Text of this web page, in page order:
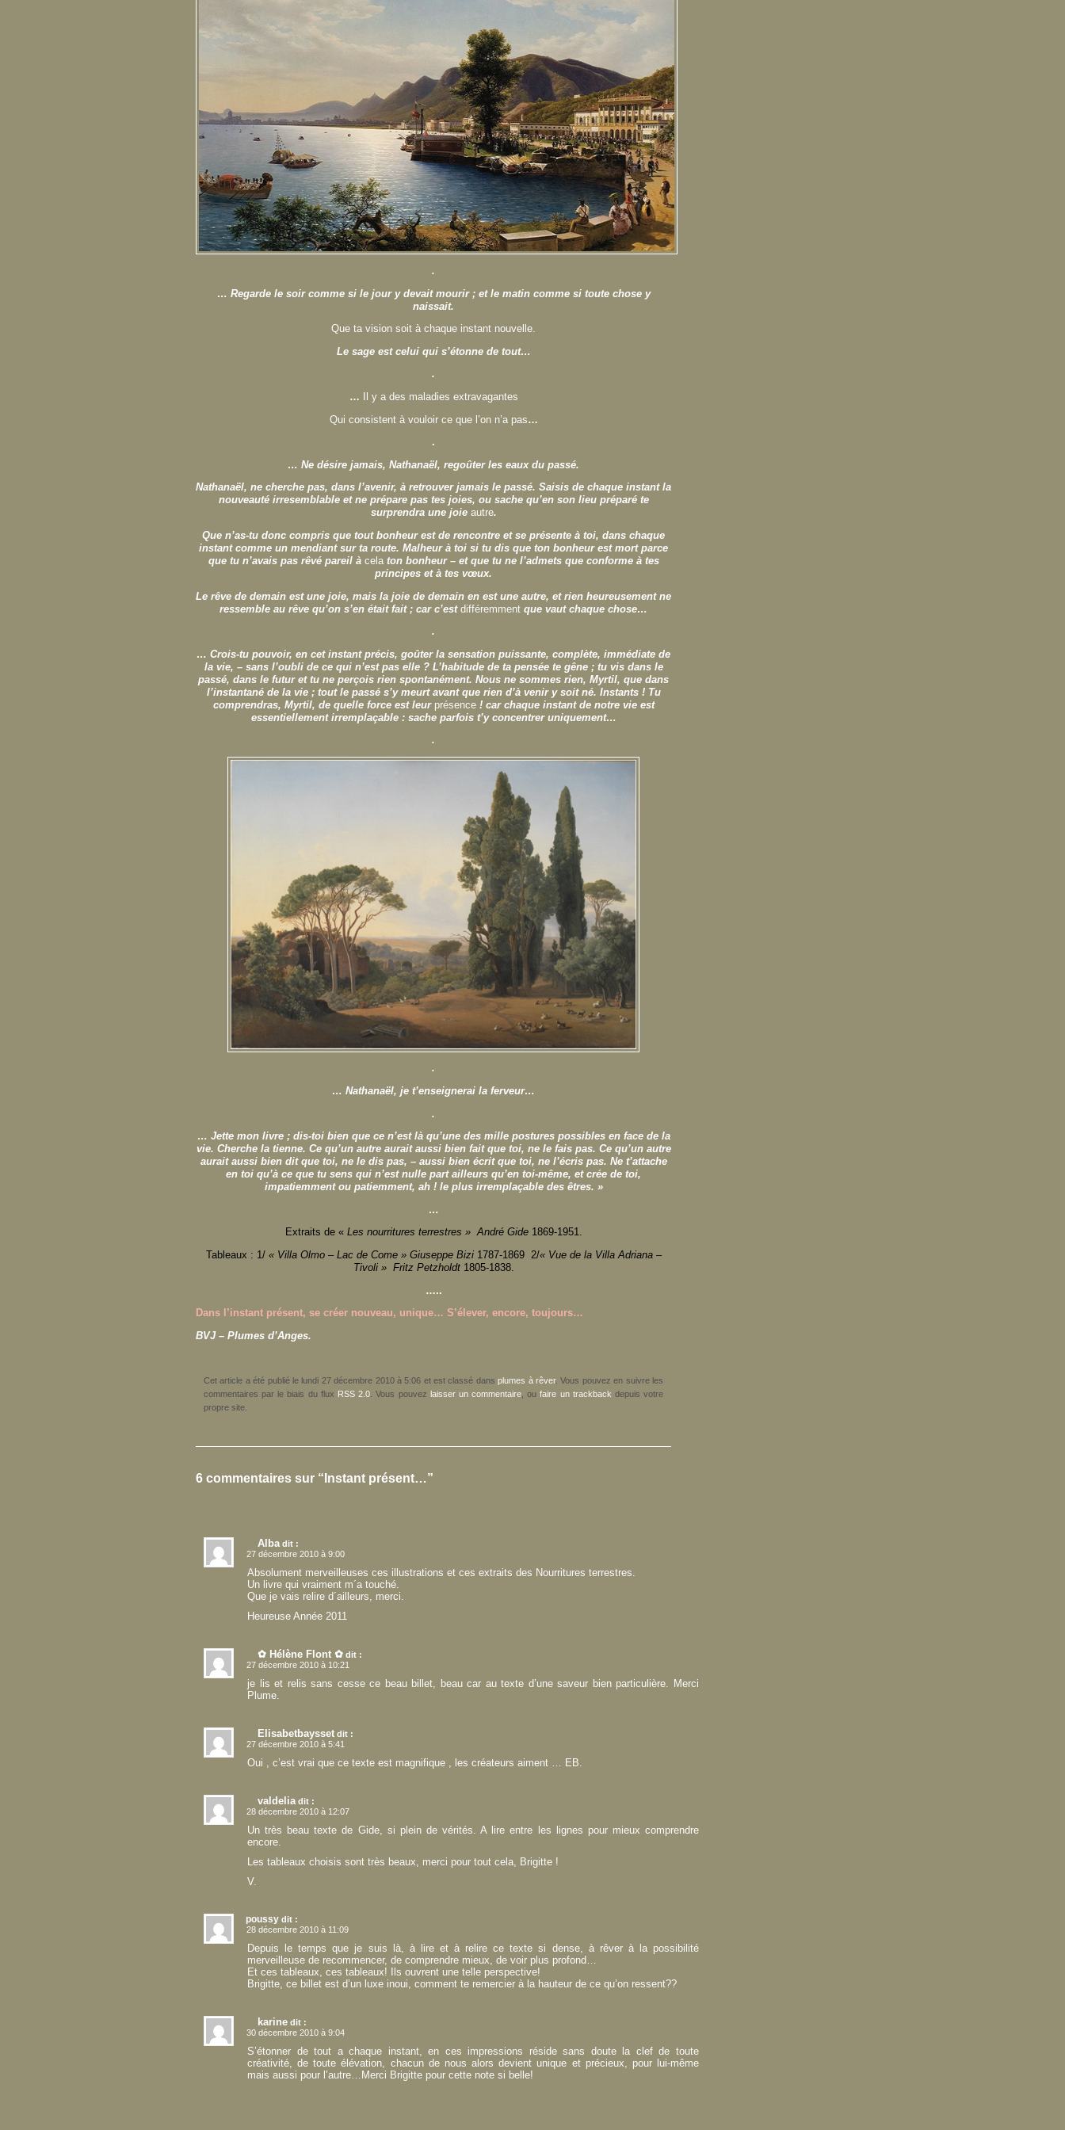
.
… Regarde le soir comme si le jour y devait mourir ; et le matin comme si toute chose y
naissait.
Que ta vision soit à chaque instant nouvelle.
Le sage est celui qui s’étonne de tout…
.
… Il y a des maladies extravagantes
Qui consistent à vouloir ce que l’on n’a pas…
.
… Ne désire jamais, Nathanaël, regoûter les eaux du passé.
Nathanaël, ne cherche pas, dans l’avenir, à retrouver jamais le passé. Saisis de chaque instant la
nouveauté irresemblable et ne prépare pas tes joies, ou sache qu’en son lieu préparé te
surprendra une joie autre.
Que n’as-tu donc compris que tout bonheur est de rencontre et se présente à toi, dans chaque
instant comme un mendiant sur ta route. Malheur à toi si tu dis que ton bonheur est mort parce
que tu n’avais pas rêvé pareil à cela ton bonheur – et que tu ne l’admets que conforme à tes
principes et à tes vœux.
Le rêve de demain est une joie, mais la joie de demain en est une autre, et rien heureusement ne
ressemble au rêve qu’on s’en était fait ; car c’est différemment que vaut chaque chose…
.
… Crois-tu pouvoir, en cet instant précis, goûter la sensation puissante, complète, immédiate de
la vie, – sans l’oubli de ce qui n’est pas elle ? L’habitude de ta pensée te gêne ; tu vis dans le
passé, dans le futur et tu ne perçois rien spontanément. Nous ne sommes rien, Myrtil, que dans
l’instantané de la vie ; tout le passé s’y meurt avant que rien d’à venir y soit né. Instants ! Tu
comprendras, Myrtil, de quelle force est leur présence ! car chaque instant de notre vie est
essentiellement irremplaçable : sache parfois t’y concentrer uniquement…
.
.
… Nathanaël, je t’enseignerai la ferveur…
.
… Jette mon livre ; dis-toi bien que ce n’est là qu’une des mille postures possibles en face de la
vie. Cherche la tienne. Ce qu’un autre aurait aussi bien fait que toi, ne le fais pas. Ce qu’un autre
aurait aussi bien dit que toi, ne le dis pas, – aussi bien écrit que toi, ne l’écris pas. Ne t’attache
en toi qu’à ce que tu sens qui n’est nulle part ailleurs qu’en toi-même, et crée de toi,
impatiemment ou patiemment, ah ! le plus irremplaçable des êtres. »
…
Extraits de « Les nourritures terrestres » André Gide 1869-1951.
Tableaux : 1/ « Villa Olmo – Lac de Come » Giuseppe Bizi1787-1869 2/« Vue de la Villa Adriana –
Tivoli » Fritz Petzholdt 1805-1838.
…..
Dans l’instant présent, se créer nouveau, unique… S’élever, encore, toujours…
BVJ – Plumes d’Anges.
Cet article a été publié le lundi 27 décembre 2010 à 5:06 et est classé dansplumes à rêver. Vous pouvez en suivre les
commentaires par le biais du flux RSS 2.0 . Vous pouvez laisser un commentaire , oufaire un trackback depuis votre
propre site.
6 commentaires sur “Instant présent…”
Alba dit :
27 décembre 2010 à 9:00
Absolument merveilleuses ces illustrations et ces extraits des Nourritures terrestres.
Un livre qui vraiment m´a touché.
Que je vais relire d´ailleurs, merci.
Heureuse Année 2011
✿ Hélène Flont ✿ dit :
27 décembre 2010 à 10:21
je lis et relis sans cesse ce beau billet, beau car au texte d’une saveur bien particulière. Merci
Plume.
Elisabetbaysset dit :
27 décembre 2010 à 5:41
Oui , c’est vrai que ce texte est magnifique , les créateurs aiment … EB.
valdelia dit :
28 décembre 2010 à 12:07
Un très beau texte de Gide, si plein de vérités. A lire entre les lignes pour mieux comprendre
encore.
Les tableaux choisis sont très beaux, merci pour tout cela, Brigitte !
V.
poussy dit :
28 décembre 2010 à 11:09
Depuis le temps que je suis là, à lire et à relire ce texte si dense, à rêver à la possibilité
merveilleuse de recommencer, de comprendre mieux, de voir plus profond…
Et ces tableaux, ces tableaux! Ils ouvrent une telle perspective!
Brigitte, ce billet est d’un luxe inoui, comment te remercier à la hauteur de ce qu’on ressent??
karine dit :
30 décembre 2010 à 9:04
S’étonner de tout a chaque instant, en ces impressions réside sans doute la clef de toute
créativité, de toute élévation, chacun de nous alors devient unique et précieux, pour lui-même
mais aussi pour l’autre…Merci Brigitte pour cette note si belle!